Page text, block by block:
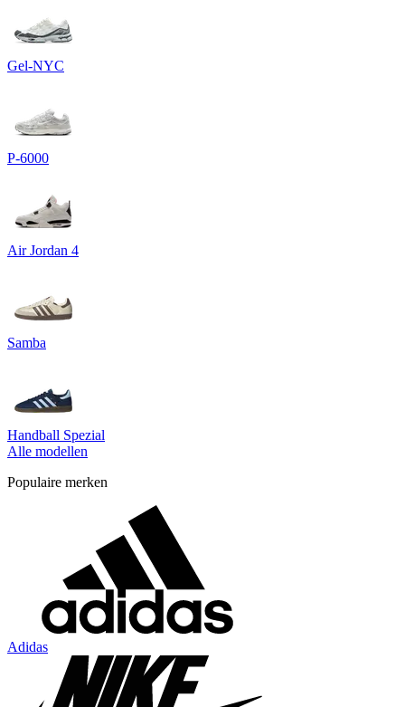
Gel-NYC
P-6000
Air Jordan 4
Samba
Handball Spezial
Alle modellen
Populaire merken
Adidas